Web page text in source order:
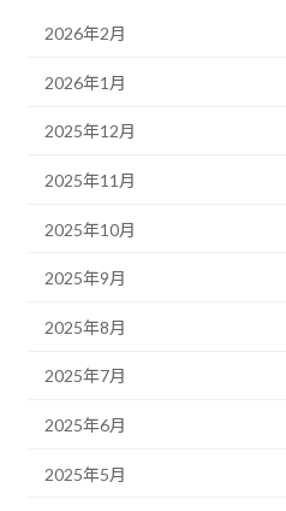
2026年2月
2026年1月
2025年12月
2025年11月
2025年10月
2025年9月
2025年8月
2025年7月
2025年6月
2025年5月